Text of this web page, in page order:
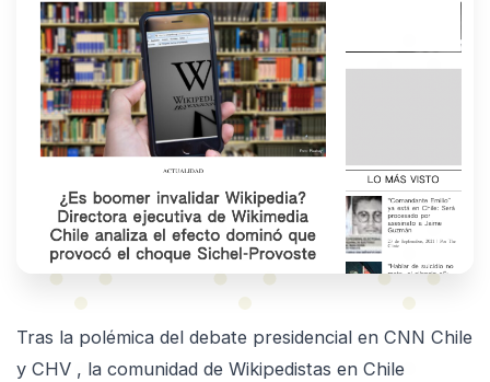
Tras la polémica del debate presidencial en CNN Chile
y CHV , la comunidad de Wikipedistas en Chile